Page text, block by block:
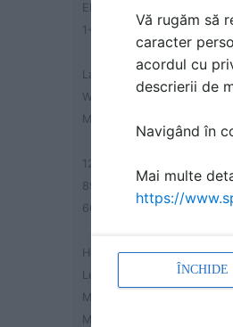
EN 1176-12008 TUV
1+
Largest part:
Width:
Max. free fall height:
1200 mm
895 mm
660 mm
Height:
Length:
Minimum space/ Length:
Minimum space/ Width:
Vă rugăm să
caracter
acordul cu
descrierii de
Navigând în
Mai multe
https://
ÎNCHIDE